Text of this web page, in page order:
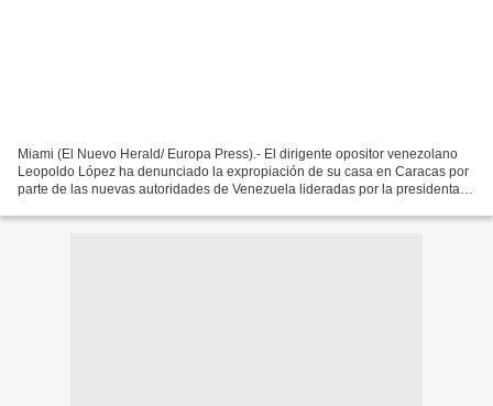
Miami (El Nuevo Herald/ Europa Press).- El dirigente opositor venezolano
Leopoldo López ha denunciado la expropiación de su casa en Caracas por
parte de las nuevas autoridades de Venezuela lideradas por la presidenta